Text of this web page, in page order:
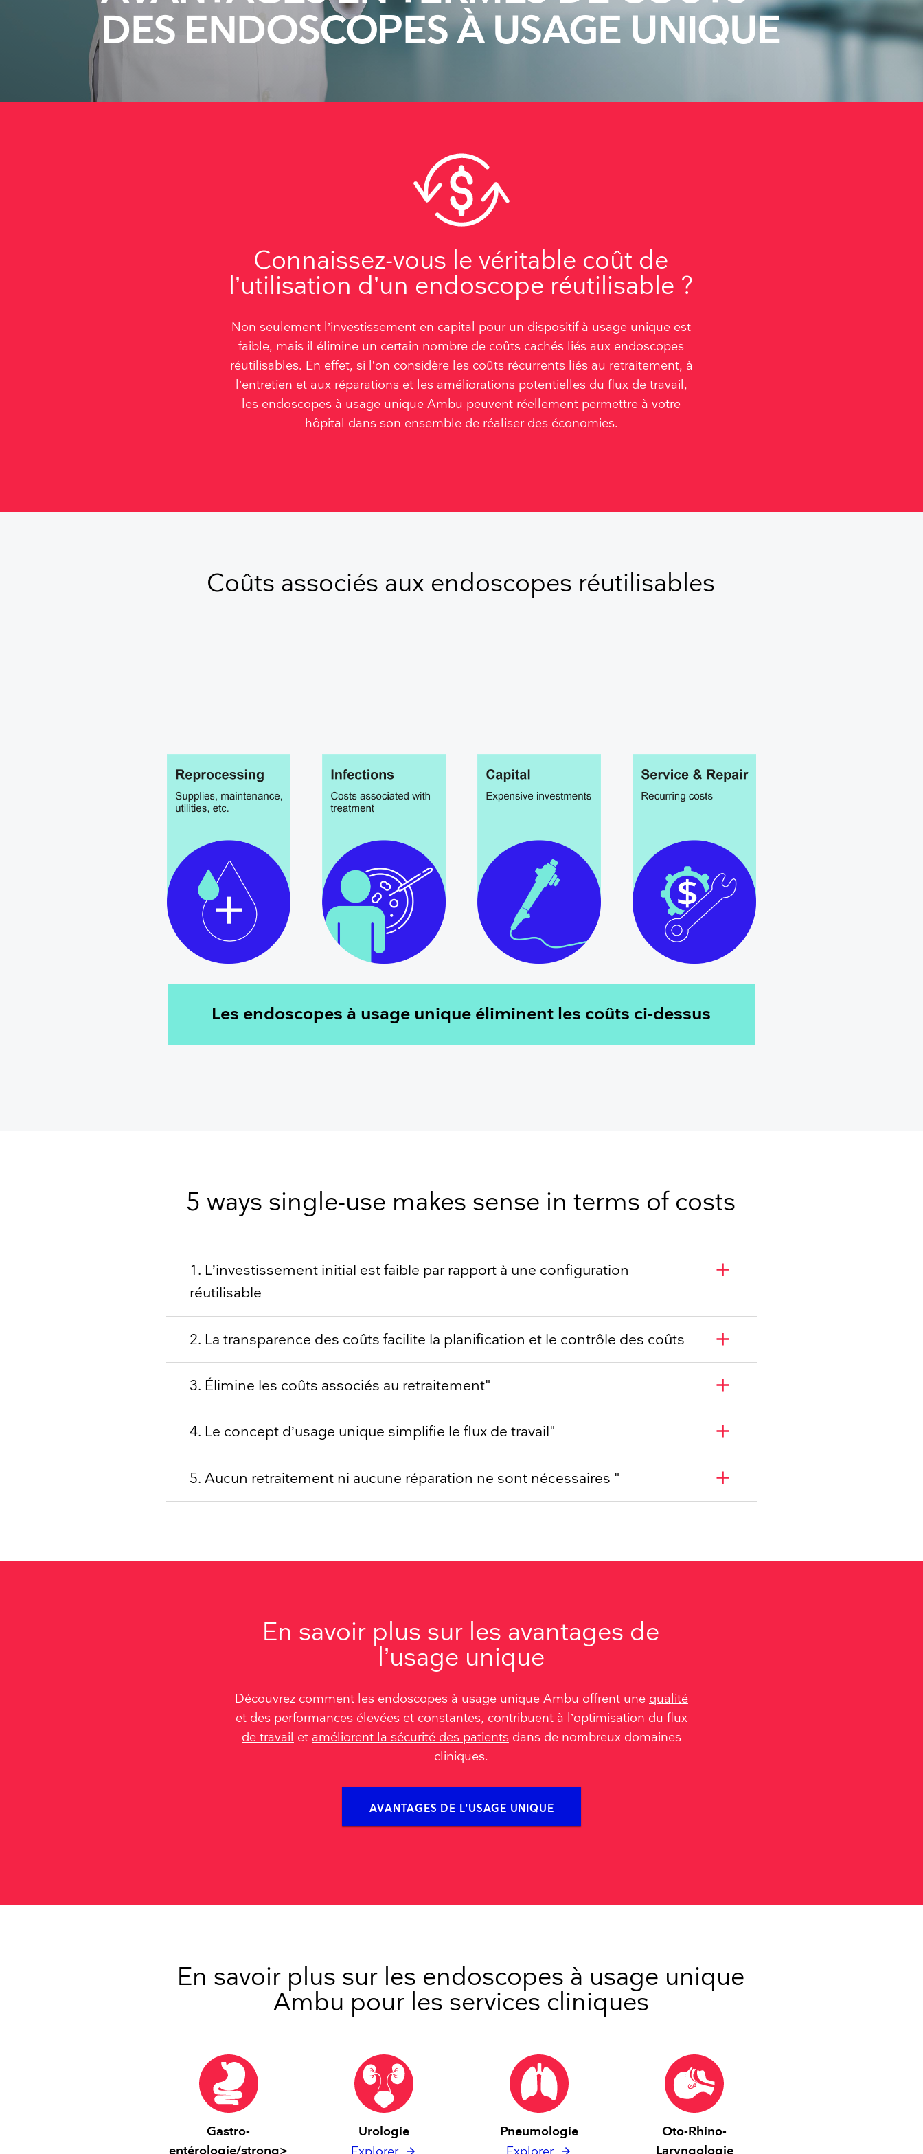
DES ENDOSCOPES À USAGE UNIQUE
Connaissez-vous le véritable coût de
l’utilisation d’un endoscope réutilisable ?
Non seulement l’investissement en capital pour un dispositif à usage unique est
faible, mais il élimine un certain nombre de coûts cachés liés aux endoscopes
réutilisables. En effet, si l’on considère les coûts récurrents liés au retraitement, à
l’entretien et aux réparations et les améliorations potentielles du flux de travail,
les endoscopes à usage unique Ambu peuvent réellement permettre à votre
hôpital dans son ensemble de réaliser des économies.
Coûts associés aux endoscopes réutilisables
Les endoscopes à usage unique éliminent les coûts ci-dessus
5 ways single-use makes sense in terms of costs
1. L’investissement initial est faible par rapport à une configuration
réutilisable
add
2. La transparence des coûts facilite la planification et le contrôle des coûts add
3. Élimine les coûts associés au retraitement" add
4. Le concept d’usage unique simplifie le flux de travail" add
5. Aucun retraitement ni aucune réparation ne sont nécessaires " add
En savoir plus sur les avantages de
l’usage unique
Découvrez comment les endoscopes à usage unique Ambu offrent une qualité
et des performances élevées et constantes, contribuent à l’optimisation du flux
de travail et améliorent la sécurité des patientsdans de nombreux domaines
cliniques.
AVANTAGES DE L’USAGE UNIQUE
En savoir plus sur les endoscopes à usage unique
Ambu pour les services cliniques
Gastro-
entérologie/strong>
Urologie
Pneumologie
Oto-Rhino-
Laryngologie